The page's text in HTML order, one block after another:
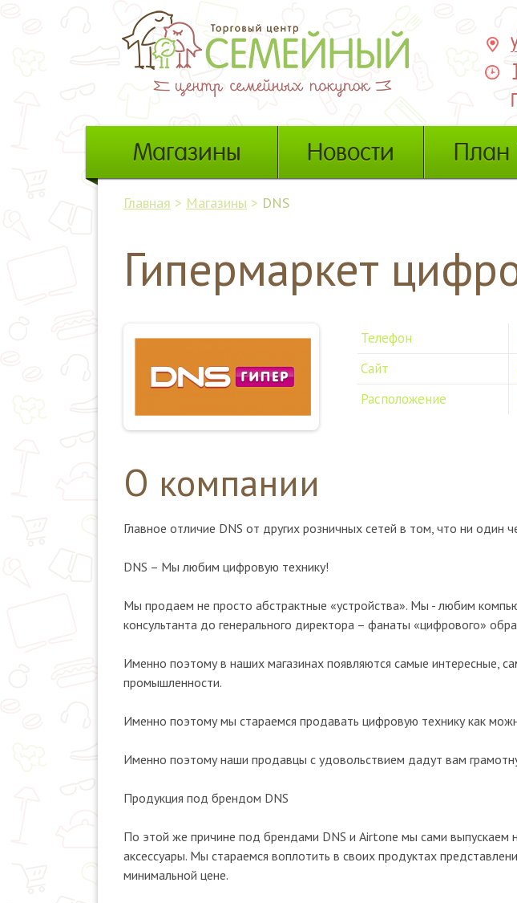
Магазины Новости План
Главная > Магазины > DNS
Гипермаркет
Телефон
Сайт
Расположение
О компании
Главное отличие DNS от других розничных сетей в том, что ни
DNS – Мы любим цифровую технику!
Мы продаем не просто абстрактные «устройства». Мы - любим
консультанта до генерального директора – фанаты «цифрового»
Именно поэтому в наших магазинах появляются самые интересные,
промышленности.
Именно поэтому мы стараемся продавать цифровую технику как
Именно поэтому наши продавцы с удовольствием дадут вам
Продукция под брендом DNS
По этой же причине под брендами DNS и Airtone мы сами выпускаем
аксессуары. Мы стараемся воплотить в своих продуктах
минимальной цене.